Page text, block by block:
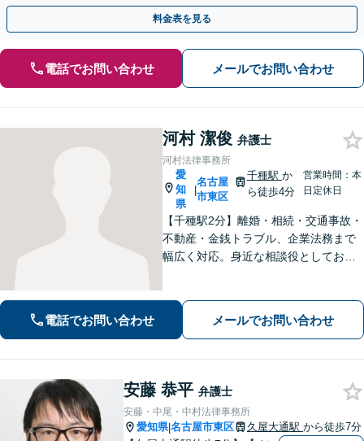
い。
料金表を見る
電話でお問い合わせ メールでお問い合わせ
河村 潔俊 弁護士
河村法律事務所
愛
知
県
|
名古屋
市東区
千種駅 か
ら徒歩4分
営業時間：本
日定休日
【千種駅2分】離婚・相続・交通事故・
不動産・金銭トラブル、企業法務まで
幅広く対応。身近な相談役としてお悩
め、まずは気軽にご相談ください。
【土日祝対応可、夜間対応可】【オン
電話でお問い合わせ メールでお問い合わせ
安藤 恭平 弁護士
安藤・中尾・中村法律事務所
愛知県|名古屋市東区 久屋大通駅 から徒歩7分